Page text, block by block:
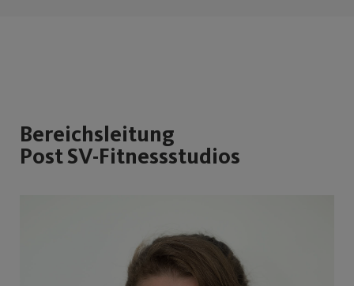
Bereichsleitung
Post SV-Fitnessstudios